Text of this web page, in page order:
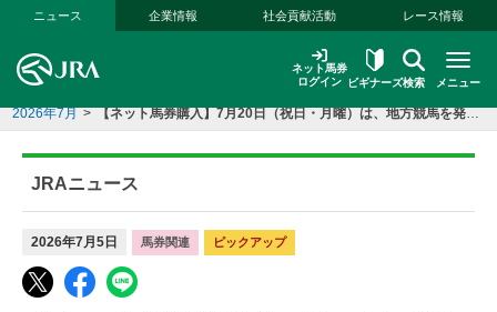
本文へ移動する
ニュース 企業情報 社会貢献活動 レース情報
ネット馬券
ログイン
ビギナーズ検索 メニュー
2026年7月 > 【ネット馬券購入】7月20日（祝日・月曜）は、地方競馬を発売します。（決済日にご注意ください！）
JRAニュース
2026年7月5日 馬券関連 ピックアップ